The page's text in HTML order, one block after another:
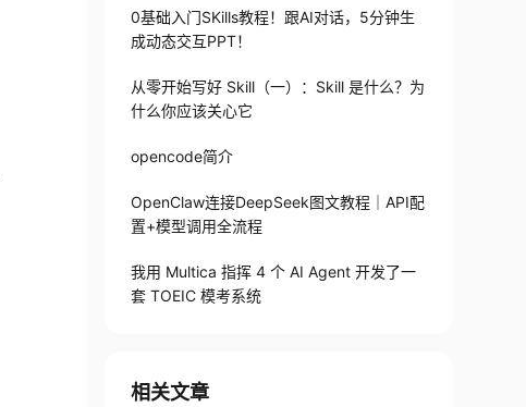
0基础入门SKills教程！跟AI对话，5分钟生
成动态交互PPT！
从零开始写好 Skill（一）：Skill 是什么？为
什么你应该关心它
opencode简介
OpenClaw连接DeepSeek图文教程｜API配
置+模型调用全流程
我用 Multica 指挥 4 个 AI Agent 开发了一
套 TOEIC 模考系统
相关文章